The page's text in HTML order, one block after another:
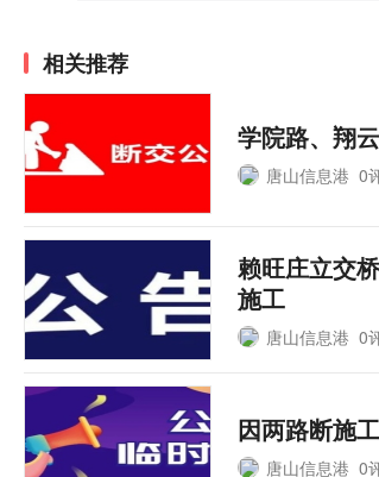
相关推荐
学院路、翔
唐山信息港 0
赖旺庄立交
施工
唐山信息港 0
因两路断施
唐山信息港 0